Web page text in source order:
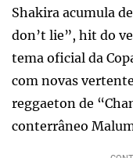
Shakira acumula
don’t lie”, hit do
tema oficial da
com novas
reggaeton de
conterrâneo